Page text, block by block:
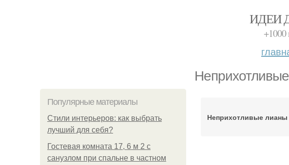
ИДЕИ
+1000
Популярные материалы
Стили интерьеров: как выбрать
лучший для себя?
Гостевая комната 17, 6 м 2 с
санузлом при спальне в частном
Неприхотливые лианы